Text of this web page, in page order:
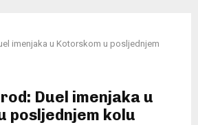
imenjaka u Kotorskom u posljednjem
Duel imenjaka u
posljednjem kolu